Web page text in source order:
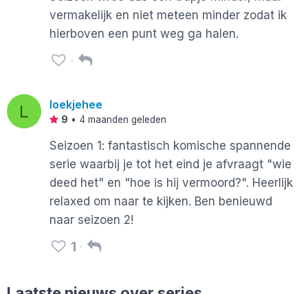
vermakelijk en niet meteen minder zodat ik
hierboven een punt weg ga halen.
L loekjehee
9 • 4 maanden geleden
Seizoen 1: fantastisch komische spannende
serie waarbij je tot het eind je afvraagt "wie
deed het" en "hoe is hij vermoord?". Heerlijk
relaxed om naar te kijken. Ben benieuwd
naar seizoen 2!
1